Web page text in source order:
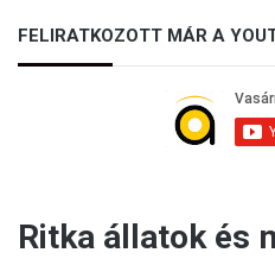
FELIRATKOZOTT MÁR A